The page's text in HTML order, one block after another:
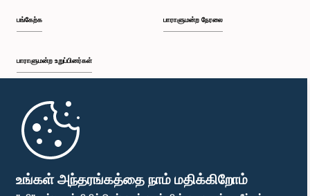
உங்கள் அந்தரங்கத்தை நாம் மதிக்கிறோம்
பி.ப. 1:57 - பி.ப. 2:10
பி.ப. 2:17 - பி.ப. 2:34
பங்கேற்க
பாராளுமன்ற உறுப்பினர்கள்
முதற்பக்கம்
பாராளுமன்ற நேரலை
பாராளுமன்ற கையடக்க செயலி